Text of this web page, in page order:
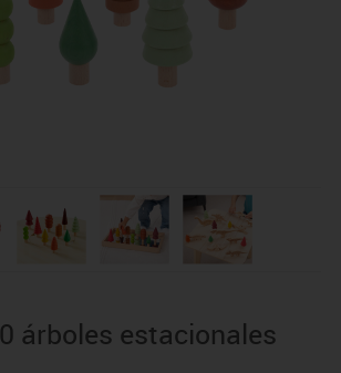
árboles estacionales